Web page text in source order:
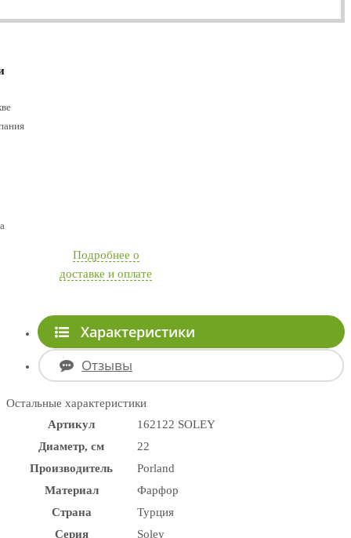
Подробнее о
доставке и оплате
Характеристики
Отзывы
Остальные характеристики
Артикул
162122 SOLEY
Диаметр, см
22
Производитель
Porland
Материал
Фарфор
Страна
Турция
Серия
Soley